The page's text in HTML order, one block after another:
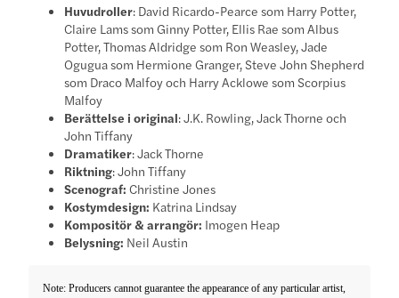
Huvudroller: David Ricardo-Pearce som Harry Potter,
Claire Lams som Ginny Potter, Ellis Rae som Albus
Potter, Thomas Aldridge som Ron Weasley, Jade
Ogugua som Hermione Granger, Steve John Shepherd
som Draco Malfoy och Harry Acklowe som Scorpius
Malfoy
Berättelse i original: J.K. Rowling, Jack Thorne och
John Tiffany
Dramatiker: Jack Thorne
Riktning: John Tiffany
Scenograf: Christine Jones
Kostymdesign: Katrina Lindsay
Kompositör & arrangör: Imogen Heap
Belysning: Neil Austin
Note: Producers cannot guarantee the appearance of any particular artist,